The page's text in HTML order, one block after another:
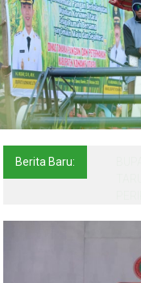
Berita Baru: